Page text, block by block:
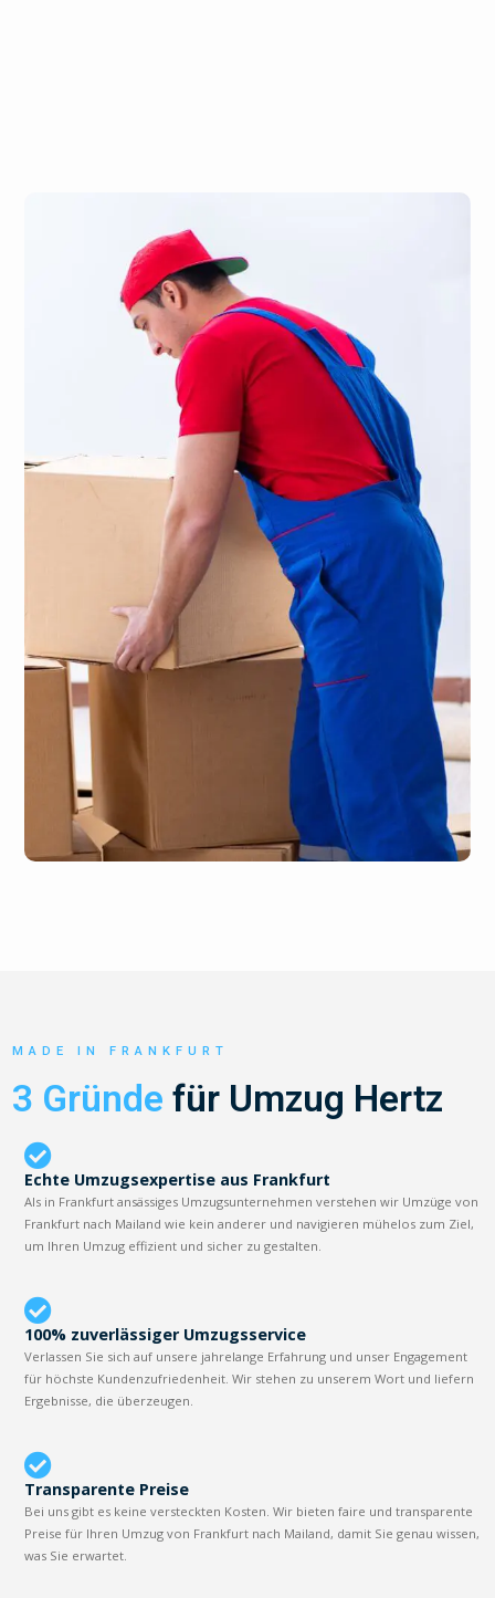
MADE IN FRANKFURT
3 Gründe für Umzug Hertz
Echte Umzugsexpertise aus Frankfurt
Als in Frankfurt ansässiges Umzugsunternehmen verstehen wir Umzüge von
Frankfurt nach Mailand wie kein anderer und navigieren mühelos zum Ziel,
um Ihren Umzug effizient und sicher zu gestalten.
100% zuverlässiger Umzugsservice
Verlassen Sie sich auf unsere jahrelange Erfahrung und unser Engagement
für höchste Kundenzufriedenheit. Wir stehen zu unserem Wort und liefern
Ergebnisse, die überzeugen.
Transparente Preise
Bei uns gibt es keine versteckten Kosten. Wir bieten faire und transparente
Preise für Ihren Umzug von Frankfurt nach Mailand, damit Sie genau wissen,
was Sie erwartet.